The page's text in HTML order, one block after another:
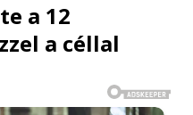
a 12
a céllal